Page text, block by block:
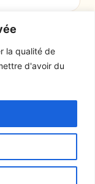
la qualité de
d'avoir du
Mentions légales